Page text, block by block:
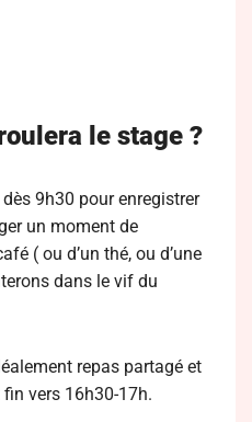
le stage ?
9h30 pour enregistrer
un moment de
( ou d’un thé, ou d’une
dans le vif du
repas partagé et
vers 16h30-17h.